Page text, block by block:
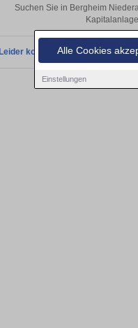
Alle Cookies
Einstellungen
Suchen Sie in Bergheim
konnten wir derzeit keine